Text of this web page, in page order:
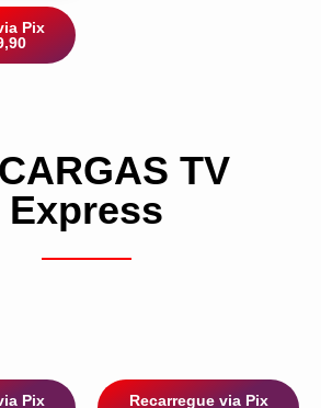
Pix
TV
Express
Pix
Recarregue via Pix